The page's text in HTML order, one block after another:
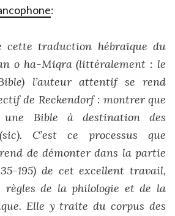
:
traduction hébraïque du
o ha-Miqra(littéralement : le
) l’auteur attentif se rend
de Reckendorf : montrer que
Bible à destination des
C’est ce processus que
de démonter dans la partie
195) de cet excellent travail,
règles de la philologie et de la
Elle y traite du corpus des